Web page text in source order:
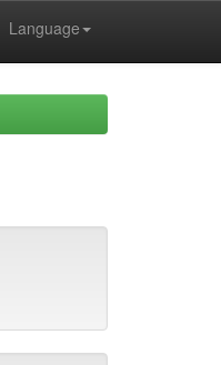
Language